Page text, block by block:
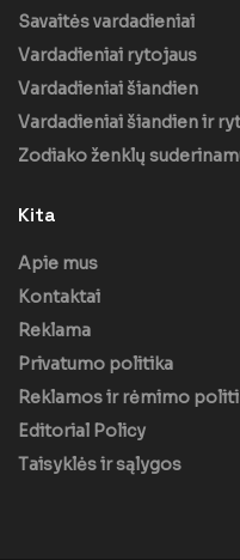
Savaitės vardadieniai
Vardadieniai rytojaus
Vardadieniai šiandien
Vardadieniai šiandien ir
Zodiako ženklų
Kita
Apie mus
Kontaktai
Reklama
Privatumo politika
Reklamos ir rėmimo
Editorial Policy
Taisyklės ir sąlygos